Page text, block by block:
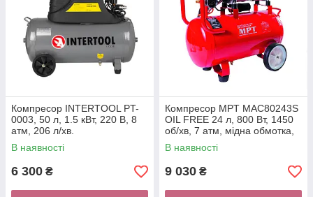
Компресор INTERTOOL PT-
0003, 50 л, 1.5 кВт, 220 В, 8
атм, 206 л/хв.
В наявності
6 300 ₴
Компресор MPT MAC80243S
OIL FREE 24 л, 800 Вт, 1450
об/хв, 7 атм, мідна обмотка,
безшумний
В наявності
9 030 ₴